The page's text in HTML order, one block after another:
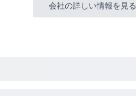
会社の詳しい情報を見る